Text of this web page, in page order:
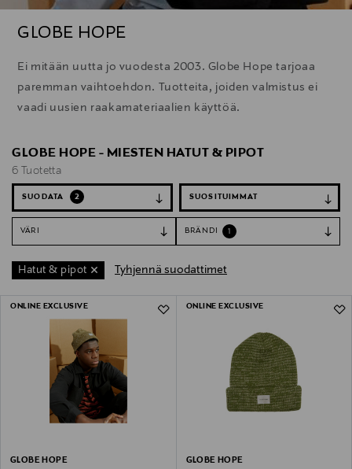
GLOBE HOPE
Ei mitään uutta jo vuodesta 2003. Globe Hope tarjoaa
paremman vaihtoehdon. Tuotteita, joiden valmistus ei
vaadi uusien raakamateriaalien käyttöä.
GLOBE HOPE - MIESTEN HATUT & PIPOT
6 Tuotetta
SUODATA 2
VÄRI BRÄNDI 1
Hatut & pipot Tyhjennä suodattimet
6 Tuotetta
ONLINE EXCLUSIVE
GLOBE HOPE
ONLINE EXCLUSIVE
GLOBE HOPE